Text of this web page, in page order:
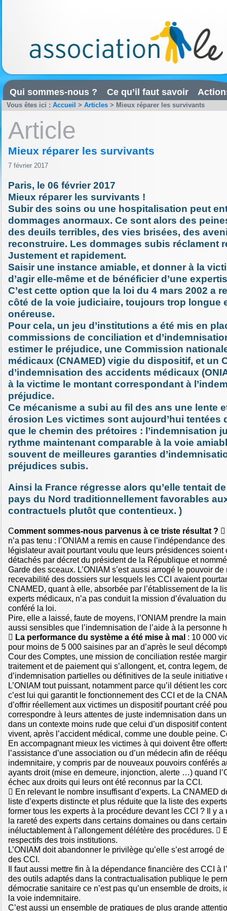
Qui sommes-nous ? Ce qu’il faut savoir
Vous êtes ici : Accueil > Articles > Mieux réparer les survivants
Article
Mieux réparer les survivants
7 février 2017
Paris, le 06 février 2017
Mieux réparer les survivants !
Subir des soins ou une hospitalisation peut
dommages anormaux. Ce sont alors des
des deuils terribles, des vies brisées, des
reconstruire. Les dommages subis réclament
Justement et rapidement.
Saisir une instance amiable, et donner à la
d’agir elle-même et de bénéficier d’une
C’est cette option que la loi du 4 mars 2002 a
côté de la voie judiciaire, toujours trop longue
onéreuse.
Pour cela, un jeu d’institutions a été mis en
commissions de conciliation et
estimer le préjudice, une Commission
médicaux (CNAMED) vigie du dispositif, et un
d’indemnisation des accidents médicaux
à la victime le montant correspondant à
préjudice.
Ce mécanisme a subi au fil des ans une lente
érosion Les victimes sont aujourd’hui tentées
que le chemin des prétoires : l’indemnisation
rythme maintenant comparable à la voie
souvent de meilleures garanties
préjudices subis.
Ainsi la France régresse alors qu’elle tentait
pays du Nord traditionnellement favorables
contractuels plutôt que contentieux. )
Comment sommes-nous parvenus à ce triste résultat ?
n’a pas tenu : l’ONIAM a remis en cause l’indépendance
législateur avait pourtant voulu que leurs présidences soient
détachés par décret du président de la République et
Garde des sceaux. L’ONIAM s’est aussi arrogé le pouvoir
recevabilité des dossiers sur lesquels les CCI avaient
CNAMED, quant à elle, absorbée par l’établissement de la
experts médicaux, n’a pas conduit la mission d’évaluation
conféré la loi.
Pire, elle a laissé, faute de moyens, l’ONIAM prendre la
aussi sensibles que l’indemnisation de l’aide à la personne
 La performance du système a été mise à mal : 10 000
pour moins de 5 000 saisines par an d’après le seul
Cour des Comptes, une mission de conciliation restée
traitement et de paiement qui s’allongent, et, contra legem,
d’indemnisation partielles ou définitives de la seule initiative
L’ONIAM tout puissant, notamment parce qu’il détient les
c’est lui qui garantit le fonctionnement des CCI et de la
d’offrir réellement aux victimes un dispositif pourtant créé
correspondre à leurs attentes de juste indemnisation dans
dans un contexte moins rude que celui d’un dispositif
vivent, après l’accident médical, comme une double peine.
En accompagnant mieux les victimes à qui doivent être
l’assistance d’une association ou d’un médecin afin de
indemnitaire, y compris par de nouveaux pouvoirs conférés
ayants droit (mise en demeure, injonction, alerte …) quand
échec aux droits qui leurs ont été reconnus par la CCI.
 En relevant le nombre insuffisant d’experts. La CNAMED
liste d’experts distincte et plus réduite que la liste des
former tous les experts à la procédure devant les CCI ? Il y a
la rareté des experts dans certains domaines ou dans
inéluctablement à l’allongement délétère des procédures. 
respectifs des trois institutions.
L’ONIAM doit abandonner le privilège qu’elle s’est arrogé
des CCI.
Il faut aussi mettre fin à la dépendance financière des CCI à
des outils adaptés dans la contractualisation publique le
démocratie sanitaire ce n’est pas qu’un ensemble de droits,
la voie indemnitaire.
C’est aussi un ensemble de pratiques de plus grande